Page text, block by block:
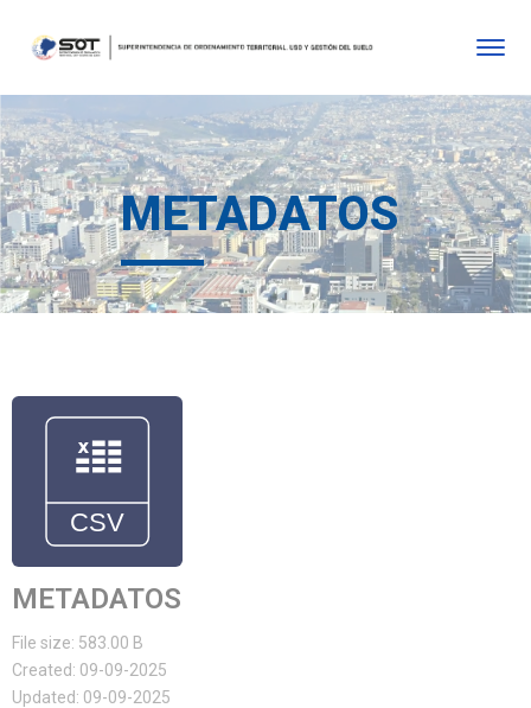
METADATOS
METADATOS
File size: 583.00 B
Created: 09-09-2025
Updated: 09-09-2025